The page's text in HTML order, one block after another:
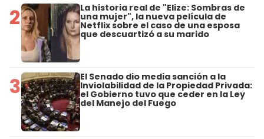
2 La historia real de "Elize: Sombras de
una mujer", la nueva película de
Netflix sobre el caso de una esposa
que descuartizó a su marido
3 El Senado dio media sanción a la
Inviolabilidad de la Propiedad Privada:
el Gobierno tuvo que ceder en la Ley
del Manejo del Fuego